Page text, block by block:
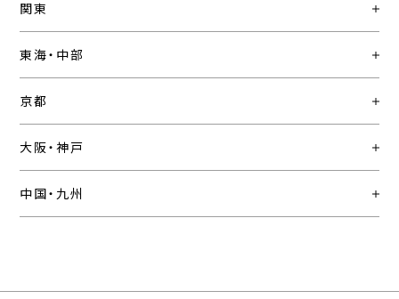
関東
東海・中部
京都
大阪・神戸
中国・九州